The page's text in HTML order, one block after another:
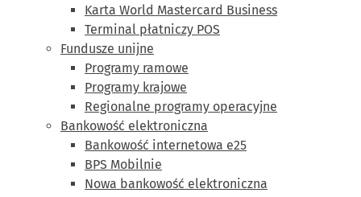
Karta World Mastercard Business
Terminal płatniczy POS
Fundusze unijne
Programy ramowe
Programy krajowe
Regionalne programy operacyjne
Bankowość elektroniczna
Bankowość internetowa e25
BPS Mobilnie
Nowa bankowość elektroniczna